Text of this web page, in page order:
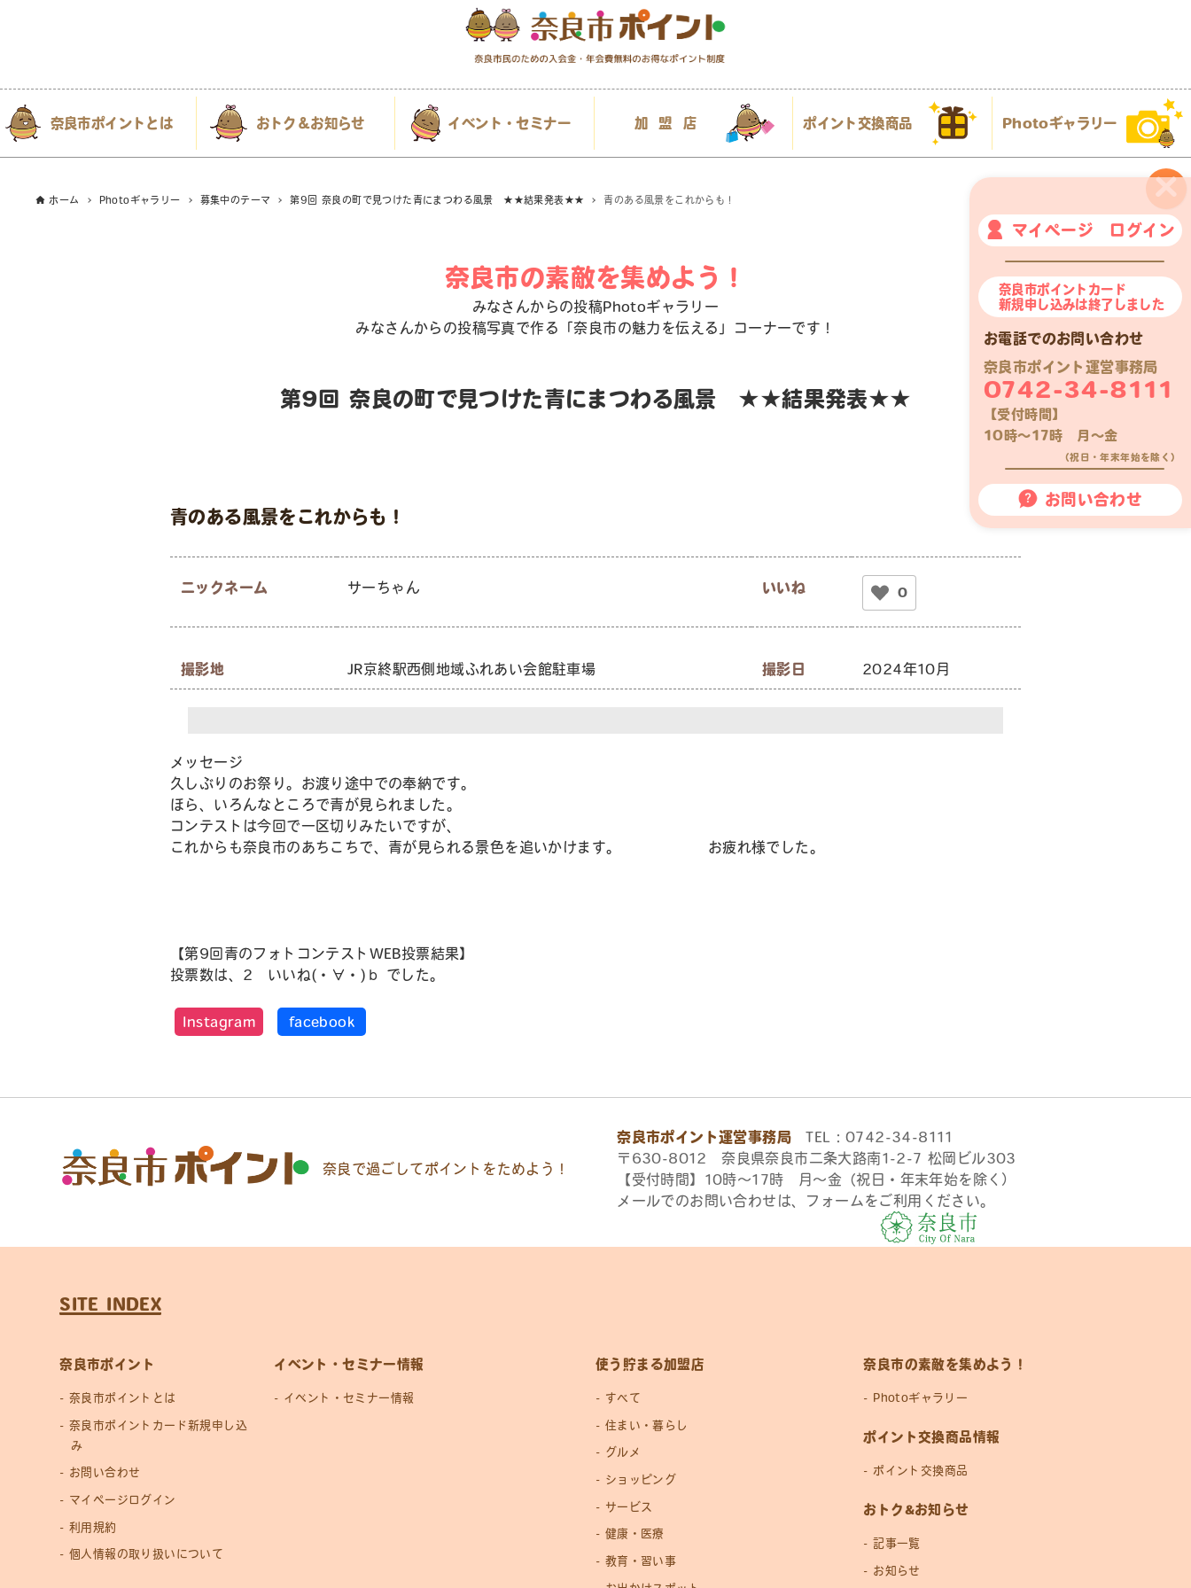
×
マイページ ログイン
奈良市ポイントカード
新規申し込みは終了しました
お電話でのお問い合わせ
奈良市ポイント運営事務局
0742-34-8111
【受付時間】
10時〜17時 月〜金
（祝日・年末年始を除く）
お問い合わせ
奈良市ポイントとは おトク＆お知らせ イベント・セミナー 加盟店 ポイント交換商品 Photoギャラリー
ホーム Photoギャラリー 募集中のテーマ 第9回 奈良の町で見つけた青にまつわる風景 ★★結果発表★★ 青のある風景をこれからも！
奈良市の素敵を集めよう！
みなさんからの投稿Photoギャラリー
みなさんからの投稿写真で作る「奈良市の魅力を伝える」コーナーです！
第9回 奈良の町で見つけた青にまつわる風景 ★★結果発表★★
青のある風景をこれからも！
ニックネーム サーちゃん いいね 0
撮影地 JR京終駅西側地域ふれあい会館駐車場 撮影日 2024年10月
メッセージ
久しぶりのお祭り。お渡り途中での奉納です。
ほら、いろんなところで青が見られました。
コンテストは今回で一区切りみたいですが、
これからも奈良市のあちこちで、青が見られる景色を追いかけます。 お疲れ様でした。
【第9回青のフォトコンテストWEB投票結果】
投票数は、2 いいね(・∀・)ｂ でした。
Instagram facebook
奈良で過ごしてポイントをためよう！
奈良市ポイント運営事務局 TEL：0742-34-8111
〒630-8012 奈良県奈良市二条大路南1-2-7 松岡ビル303
【受付時間】10時〜17時 月〜金（祝日・年末年始を除く）
メールでのお問い合わせは、フォームをご利用ください。
SITE INDEX
奈良市ポイント
奈良市ポイントとは
奈良市ポイントカード新規申し込
み
お問い合わせ
マイページログイン
利用規約
個人情報の取り扱いについて
イベント・セミナー情報
イベント・セミナー情報
使う貯まる加盟店
すべて
住まい・暮らし
グルメ
ショッピング
サービス
健康・医療
教育・習い事
奈良市の素敵を集めよう！
Photoギャラリー
ポイント交換商品情報
ポイント交換商品
おトク&お知らせ
記事一覧
お知らせ